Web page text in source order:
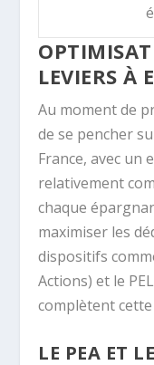
LEVIERS À
Au moment de
de se pencher
France, avec un
relativement
chaque
maximiser les
dispositifs
Actions) et le
complètent
LE PEA ET